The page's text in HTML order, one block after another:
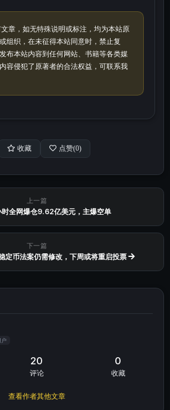
章，如无特殊说明或标注，均为本站原
组织，在未征得本站同意时，禁止复
布本站内容到任何网站、书籍等各类媒
容侵犯了原著者的合法权益，可联系我
收藏 点赞(0)
上一篇
全网爆仓9.62亿美元，主爆空单
下一篇
币法案仍需修改，下周或将重启投票
户
20
评论
0
收藏
查看作者其他文章